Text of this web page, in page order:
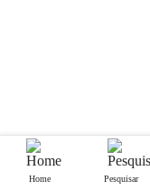
Home Pesquisar